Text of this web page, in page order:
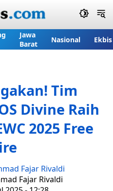
Jawa
Barat
Nasional Ekbis
Tim
Divine Raih
2025 Free
Fajar Rivaldi
Fajar Rivaldi